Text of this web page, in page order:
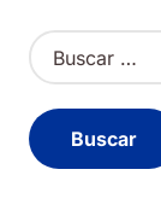
B
u
c
a